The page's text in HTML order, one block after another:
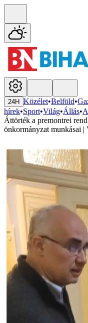
24H Közélet•Belföld•
hírek•Sport•Világ•Állás•
Áttörték a premontrei
önkormányzat munkásai